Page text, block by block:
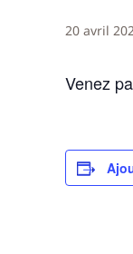
20 avril
Venez